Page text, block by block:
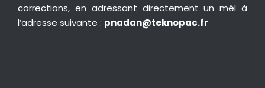
corrections, en adressant directement un mél à
l’adresse suivante : pnadan@teknopac.fr